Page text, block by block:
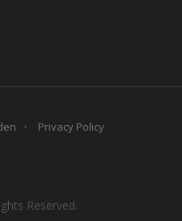
Privacy Policy
Reserved.